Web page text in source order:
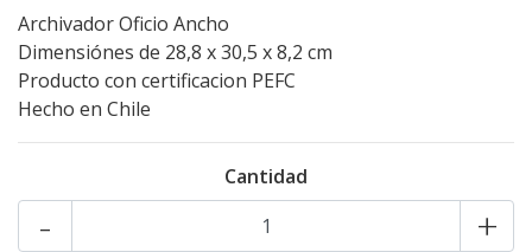
Archivador Oficio Ancho
Dimensiónes de 28,8 x 30,5 x 8,2 cm
Producto con certificacion PEFC
Hecho en Chile
Cantidad
+
-